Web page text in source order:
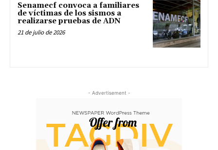
Senamecf convoca a familiares
de víctimas de los sismos a
realizarse pruebas de ADN
21 de julio de 2026
- Advertisement -